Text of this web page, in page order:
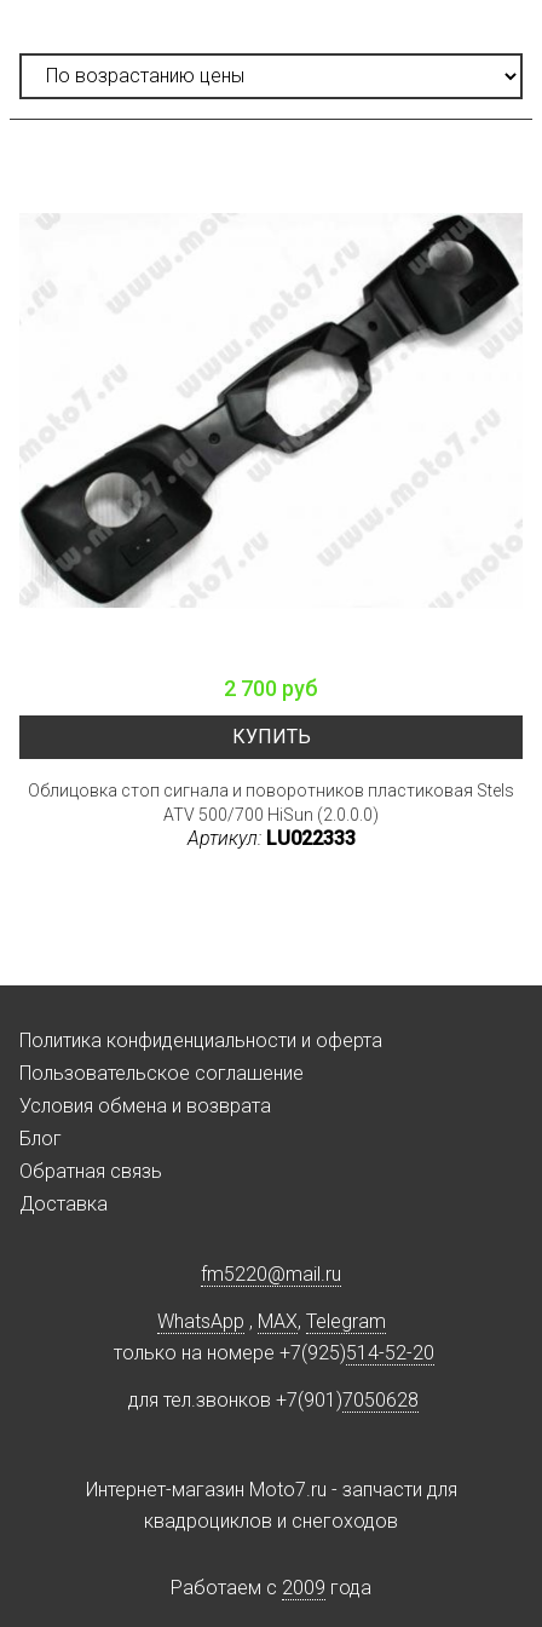
2 700 руб
КУПИТЬ
Облицовка стоп сигнала и поворотников пластиковая Stels
ATV 500/700 HiSun (2.0.0.0)
Артикул: LU022333
Политика конфиденциальности и оферта
Пользовательское соглашение
Условия обмена и возврата
Блог
Обратная связь
Доставка
fm5220@mail.ru
WhatsApp , MAX, Telegram
только на номере +7(925)514-52-20
для тел.звонков +7(901)7050628
Интернет-магазин Moto7.ru - запчасти для
квадроциклов и снегоходов
Работаем c 2009 года